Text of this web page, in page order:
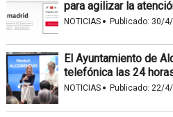
para agilizar la
NOTICIAS · Publicado: 30/
El Ayuntamiento de
telefónica las 24
NOTICIAS · Publicado: 22/